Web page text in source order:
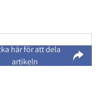
här för att dela
artikeln